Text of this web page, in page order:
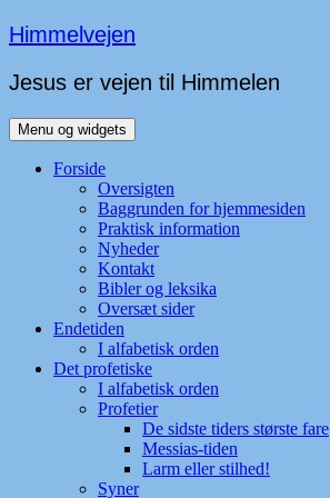
Hop
til
indhold
Himmelvejen
Jesus er vejen til Himmelen
Menu og widgets
Forside
Oversigten
Baggrunden for hjemmesiden
Praktisk information
Nyheder
Kontakt
Bibler og leksika
Oversæt sider
Endetiden
I alfabetisk orden
Det profetiske
I alfabetisk orden
Profetier
De sidste tiders største fare
Messias-tiden
Larm eller stilhed!
Syner